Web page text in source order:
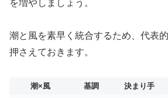
を増やしましょう。
潮と風を素早く統合するため、代表
押さえておきます。
潮×風 基調 決まり手